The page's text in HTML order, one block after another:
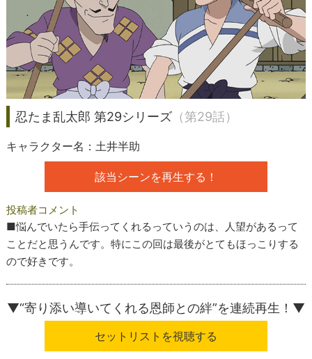
忍たま乱太郎 第29シリーズ（第29話）
キャラクター名：土井半助
該当シーンを再生する！
投稿者コメント
■悩んでいたら手伝ってくれるっていうのは、人望があるって
ことだと思うんです。特にこの回は最後がとてもほっこりする
ので好きです。
▼“寄り添い導いてくれる恩師との絆”を連続再生！▼
セットリストを視聴する